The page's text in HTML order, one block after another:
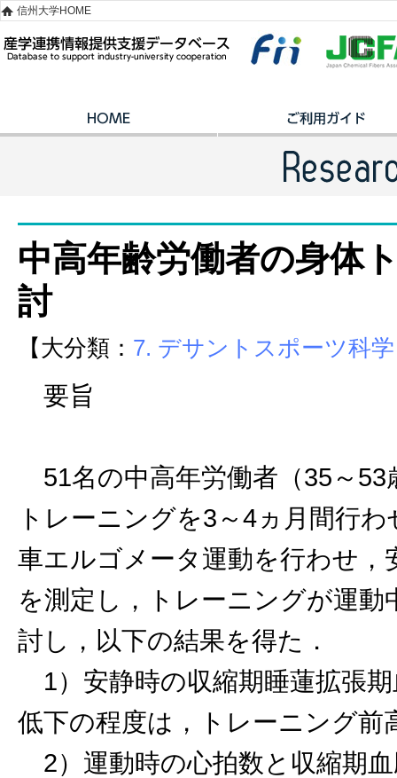
信州大学HOME
中高年齢労働者の身体
討
【大分類： 7. デサントスポーツ科学
要旨
51名の中高年労働者（35～53
トレーニングを3～4ヵ月間行
車エルゴメータ運動を行わせ，
を測定し，トレーニングが運
討し，以下の結果を得た．
1）安静時の収縮期睡蓮拡張
低下の程度は，トレーニング
2）運動時の心拍数と収縮期